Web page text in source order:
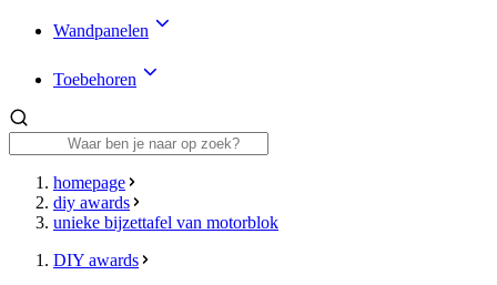
Wandpanelen
Toebehoren
homepage
diy awards
unieke bijzettafel van motorblok
DIY awards